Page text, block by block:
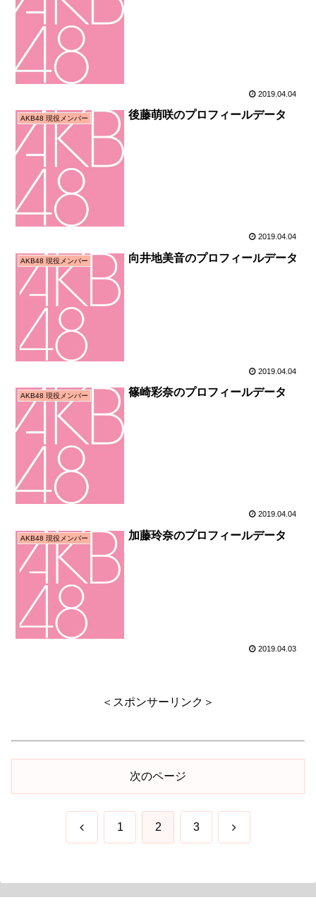
2019.04.04
AKB48 現役メンバー 後藤萌咲のプロフィールデータ
2019.04.04
AKB48 現役メンバー 向井地美音のプロフィールデータ
2019.04.04
AKB48 現役メンバー 篠崎彩奈のプロフィールデータ
2019.04.04
AKB48 現役メンバー 加藤玲奈のプロフィールデータ
2019.04.03
＜スポンサーリンク＞
次のページ
前 1 2 3 次